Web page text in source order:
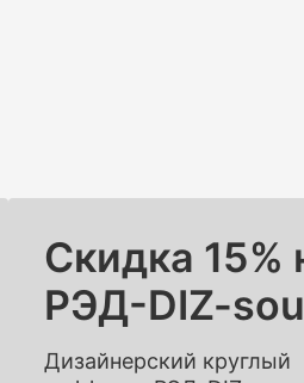
Скидка 15%
РЭД-DIZ-
Дизайнерский круглый